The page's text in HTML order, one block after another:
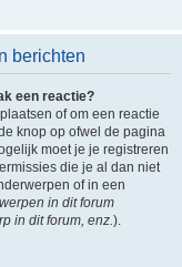
berichten
een reactie?
of om een reactie
knop op ofwel de pagina
moet je je registreren
die je al dan niet
of in een
in dit forum
in dit forum, enz.).